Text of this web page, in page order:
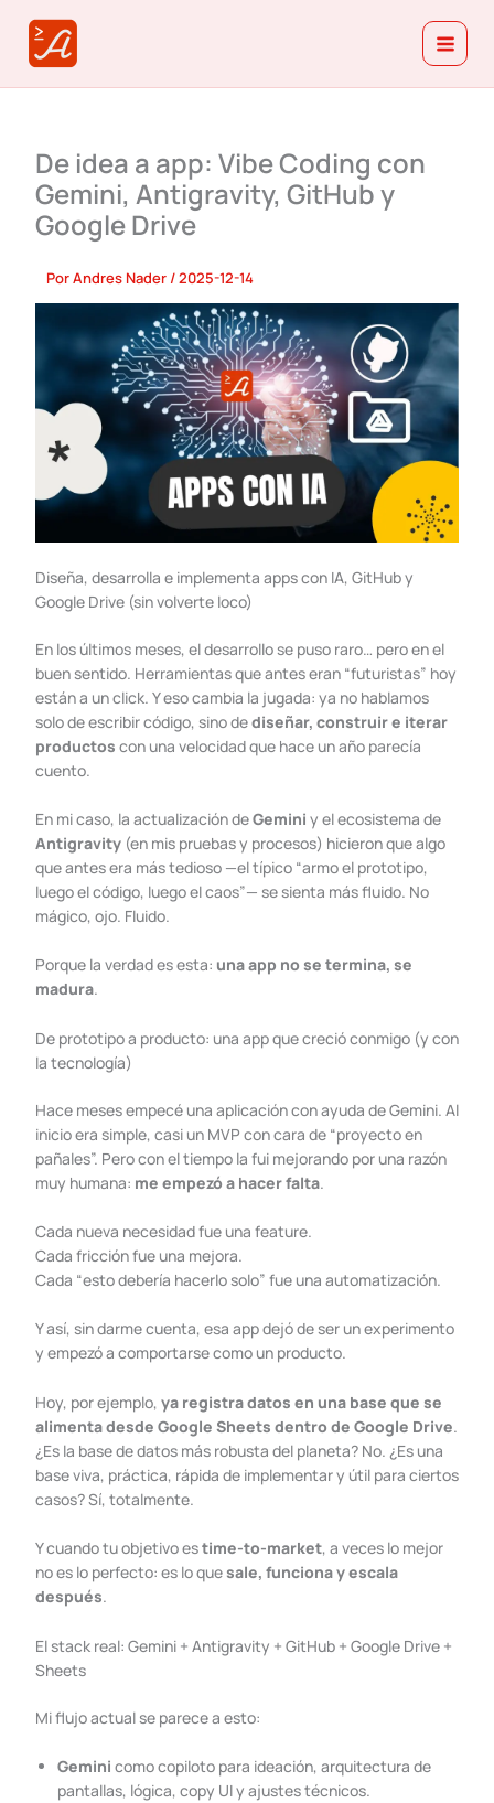
contenido
De idea a app: Vibe Coding con
Gemini, Antigravity, GitHub y
Google Drive
PorAndres Nader /2025-12-14
Diseña, desarrolla e implementa apps con IA, GitHub y
Google Drive (sin volverte loco)
En los últimos meses, el desarrollo se puso raro… pero en el
buen sentido. Herramientas que antes eran “futuristas” hoy
están a un click. Y eso cambia la jugada: ya no hablamos
solo de escribir código, sino dediseñar, construir e iterar
productos con una velocidad que hace un año parecía
cuento.
En mi caso, la actualización deGemini y el ecosistema de
Antigravity(en mis pruebas y procesos) hicieron que algo
que antes era más tedioso —el típico “armo el prototipo,
luego el código, luego el caos”— se sienta más fluido. No
mágico, ojo. Fluido.
Porque la verdad es esta: una app no se termina, se
madura.
De prototipo a producto: una app que creció conmigo (y con
la tecnología)
Hace meses empecé una aplicación con ayuda de Gemini. Al
inicio era simple, casi un MVP con cara de “proyecto en
pañales”. Pero con el tiempo la fui mejorando por una razón
muy humana: me empezó a hacer falta.
Cada nueva necesidad fue una feature.
Cada fricción fue una mejora.
Cada “esto debería hacerlo solo” fue una automatización.
Y así, sin darme cuenta, esa app dejó de ser un experimento
y empezó a comportarse como un producto.
Hoy, por ejemplo, ya registra datos en una base que se
alimenta desde Google Sheets dentro de Google Drive.
¿Es la base de datos más robusta del planeta? No. ¿Es una
base viva, práctica, rápida de implementar y útil para ciertos
casos? Sí, totalmente.
Y cuando tu objetivo estime-to-market, a veces lo mejor
no es lo perfecto: es lo que sale, funciona y escala
después.
El stack real: Gemini + Antigravity + GitHub + Google Drive +
Sheets
Mi flujo actual se parece a esto:
Gemini como copiloto para ideación, arquitectura de
pantallas, lógica, copy UI y ajustes técnicos.